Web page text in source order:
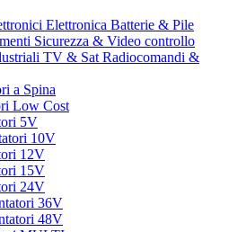
Elettronica Batterie & Pile
Sicurezza & Video controllo
TV & Sat Radiocomandi &
a Spina
Low Cost
5V
10V
12V
15V
24V
36V
48V